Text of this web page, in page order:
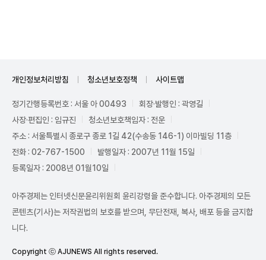
개인정보처리방침 청소년보호정책 사이트맵
정기간행등록번호 : 서울 아 00493
회장·발행인 : 곽영길
사장·편집인 : 임규진
청소년보호책임자 : 전운
주소 : 서울특별시 종로구 종로 1길 42(수송동 146-1) 이마빌딩 11층
전화 : 02-767-1500
발행일자 : 2007년 11월 15일
등록일자 : 2008년 01월10일
아주경제는 인터넷신문윤리위원회 윤리강령을 준수합니다. 아주경제의 모든
콘텐츠(기사)는 저작권법의 보호를 받으며, 무단전재, 복사, 배포 등을 금지합
니다.
Copyright ⓒ AJUNEWS All rights reserved.